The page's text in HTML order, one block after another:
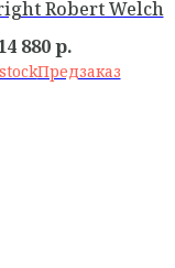
Robert Welch
880 р.